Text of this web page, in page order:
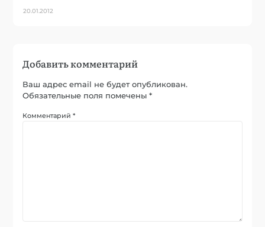
20.01.2012
Добавить комментарий
Ваш адрес email не будет опубликован.
Обязательные поля помечены*
Комментарий*